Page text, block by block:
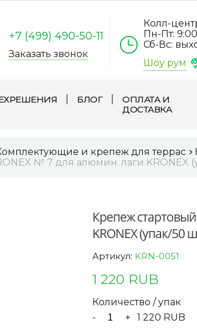
+7 (499) 490-50-11
Заказать звонок
Колл-
Пн-Пт:
Сб-Вс:
Шоу рум
БЛОГ
ОПЛАТА И
ДОСТАВКА
и крепеж для террас
№ 7 для алюмин. лаги KRONEX
Крепеж
KRONEX (упак/50
Артикул: KRN-0051
1 220 RUB
Количество / упак
-
+ 1 220 RUB